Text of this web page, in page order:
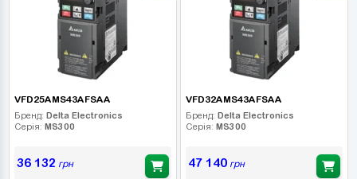
VFD25AMS43AFSAA
Бренд: Delta Electronics
Серія: MS300
36 132 грн
VFD32AMS43AFSAA
Бренд: Delta Electronics
Серія: MS300
47 140грн